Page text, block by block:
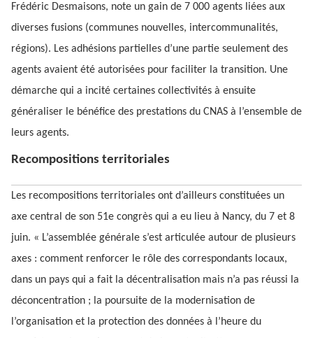
Frédéric Desmaisons, note un gain de 7 000 agents liées aux
diverses fusions (communes nouvelles, intercommunalités,
régions). Les adhésions partielles d’une partie seulement des
agents avaient été autorisées pour faciliter la transition. Une
démarche qui a incité certaines collectivités à ensuite
généraliser le bénéfice des prestations du CNAS à l’ensemble de
leurs agents.
Recompositions territoriales
Les recompositions territoriales ont d’ailleurs constituées un
axe central de son 51e congrès qui a eu lieu à Nancy, du 7 et 8
juin. « L’assemblée générale s’est articulée autour de plusieurs
axes : comment renforcer le rôle des correspondants locaux,
dans un pays qui a fait la décentralisation mais n’a pas réussi la
déconcentration ; la poursuite de la modernisation de
l’organisation et la protection des données à l’heure du